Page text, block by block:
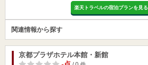
楽天トラベルの宿泊プランを見る
関連情報から探す
京都プラザホテル本館・新館